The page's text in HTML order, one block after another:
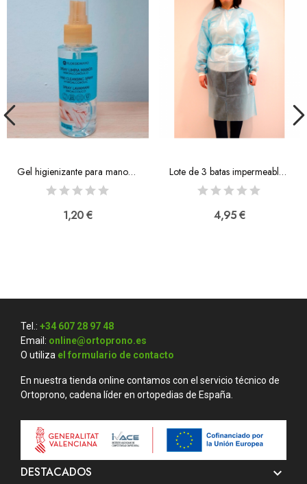
Gel higienizante para manos Josmi 100 ml
1,20 €
Lote de 3 batas impermeables desechables
4,95 €
Tel.: +34 607 28 97 48
Email: online@ortoprono.es
O utiliza el formulario de contacto
En nuestra tienda online contamos con el servicio técnico de
Ortoprono, cadena líder en ortopedias de España.
DESTACADOS 